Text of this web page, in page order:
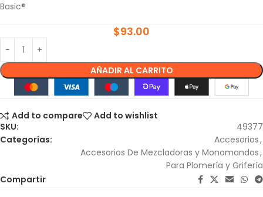
Basic®
$93.00
AÑADIR AL CARRITO
Add to compare
Add to wishlist
SKU:
49377
Categorías:
Accesorios,
Accesorios De Mezcladoras y Monomandos,
Para Plomería y Grifería
Compartir